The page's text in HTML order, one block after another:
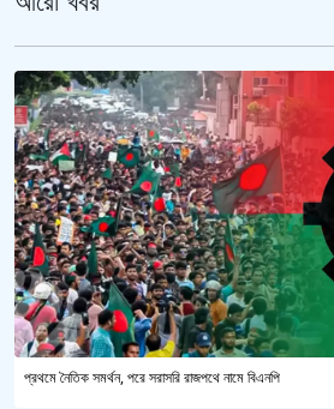
প্রথমে নৈতিক সমর্থন, পরে সরাসরি রাজপথে নামে বিএনপি